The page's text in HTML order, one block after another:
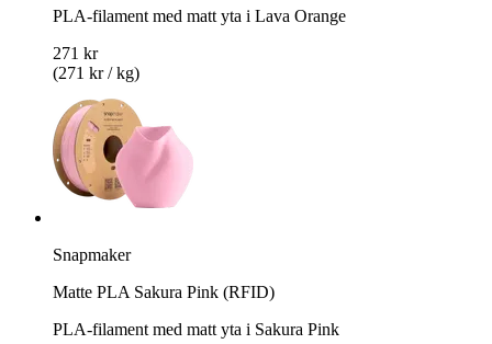
PLA-filament med matt yta i Lava Orange
271 kr
(271 kr / kg)
Snapmaker
Matte PLA Sakura Pink (RFID)
PLA-filament med matt yta i Sakura Pink